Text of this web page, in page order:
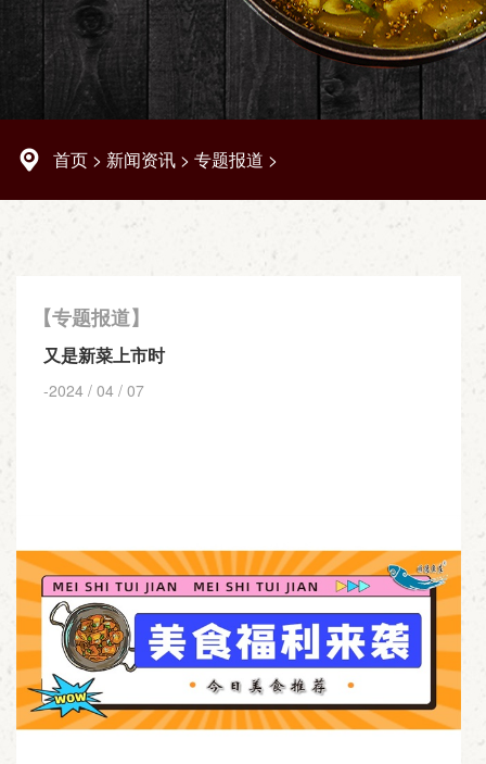
首页 > 新闻资讯 > 专题报道 >
【专题报道】
又是新菜上市时
-2024 / 04 / 07